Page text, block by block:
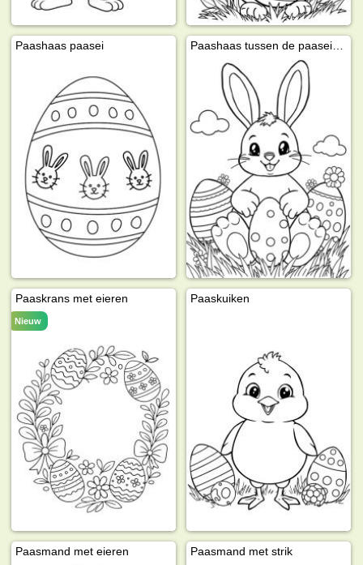
Paashaas paasei Paashaas tussen de paaseieren
Paaskrans met eieren
Nieuw
Paaskuiken
Paasmand met eieren Paasmand met strik